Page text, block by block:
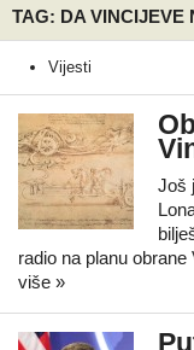
TAG: DA VINCIJEVE
Vijesti
Još
radio na planu
više »